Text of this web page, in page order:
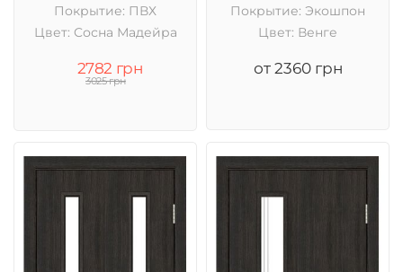
Покрытие: ПВХ
Цвет: Cосна Мадейра
2782 грн
3025 грн
Покрытие: Экошпон
Цвет: Венге
от 2360 грн